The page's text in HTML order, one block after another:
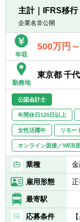
※
■
■
主計｜IFRS移行
企業名非公開
年収
500万円
勤務地
東京都 千
公認会計士
年間休日120日以上
女性活躍中 リモー
オンライン面接／WEB
業種
雇用形態 正
最寄駅
応募条件